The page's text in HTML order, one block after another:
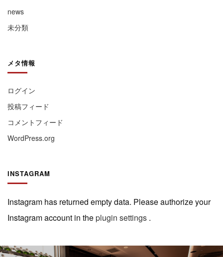
news
未分類
メタ情報
ログイン
投稿フィード
コメントフィード
WordPress.org
INSTAGRAM
Instagram has returned empty data. Please authorize your
Instagram account in theplugin settings .